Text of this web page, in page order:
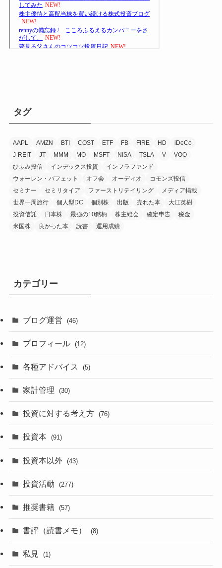
タグ
AAPL AMZN BTI COST ETF FB FIRE HD
iDeCo
J-REIT
JT MMM MO MSFT NISA TSLA V
VOO
ひふみ投信
インデックス投資
インフラファンド
ウォーレン・バフェット
オフ会 オーディオ
コモンズ投信
セミナー
セミリタイア ファーストリテイリング
メディア掲載
世界一周旅行
個人型DC 個別株 出版 売れた本
大江英樹
投資信託
日本株 最強の10銘柄 株主総会 確定申告
税金
米国株
良かった本 読書 運用成績
カテゴリー
ブログ運営 (46)
プロフィール (12)
各種アドバイス (5)
家計管理 (30)
投資に対する考え方 (76)
投資本 (91)
投資本以外 (43)
投資活動 (277)
推奨書籍 (57)
書評（読書メモ） (8)
私見 (1)